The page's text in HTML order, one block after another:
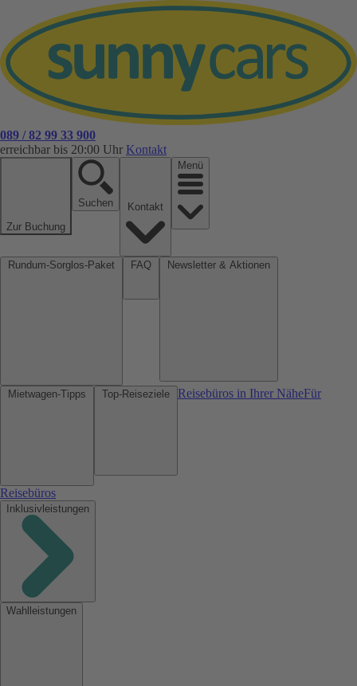
089 / 82 99 33 900
erreichbar bis 20:00 Uhr Kontakt
Zur Buchung
Suchen
Menü
Reisebüros in Ihrer NäheFür
Reisebüros
Inklusivleistungen
Wahlleistungen